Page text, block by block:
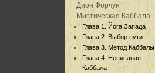
Дион Форчун
Мистическая Каббала
Глава 1. Йога Запада
Глава 2. Выбор пути
Глава 3. Метод Каббалы
Глава 4. Неписаная
Каббала